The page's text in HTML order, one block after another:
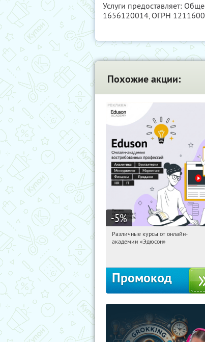
Услуги предоставляет:
1656120014, ОГРН
Похожие акции:
-5%
02:24:27 Получили:
Различные курсы от онлайн-
академии «Эдюсон»
Промокод